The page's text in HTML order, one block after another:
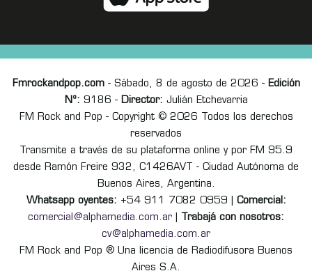
Fmrockandpop.com- Sábado, 8 de agosto de 2026 - Edición
Nº: 9186 - Director: Julián Etchevarria
FM Rock and Pop - Copyright © 2026 Todos los derechos
reservados
Transmite a través de su plataforma online y por FM 95.9
desde Ramón Freire 932, C1426AVT - Ciudad Autónoma de
Buenos Aires, Argentina.
Whatsapp oyentes: +54 911 7082 0959 | Comercial:
comercial@alphamedia.com.ar
Trabajá con nosotros:
cv@alphamedia.com.ar
FM Rock and Pop ® Una licencia de Radiodifusora Buenos
Aires S.A.